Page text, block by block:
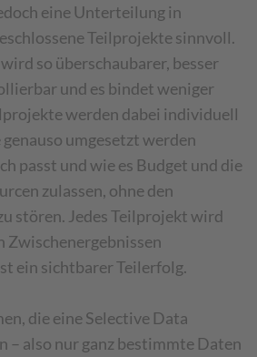
eine Unterteilung in
Teilprojekte sinnvoll.
so überschaubarer, besser
und es bindet weniger
werden dabei individuell
umgesetzt werden
passt und wie es Budget und die
zulassen, ohne den
stören. Jedes Teilprojekt wird
Zwischenergebnissen
ein sichtbarer Teilerfolg.
die eine Selective Data
– also nur ganz bestimmte Daten